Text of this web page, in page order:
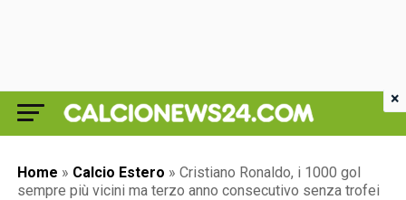
Home » Calcio Estero » Cristiano Ronaldo, i 1000 gol
sempre più vicini ma terzo anno consecutivo senza trofei
×